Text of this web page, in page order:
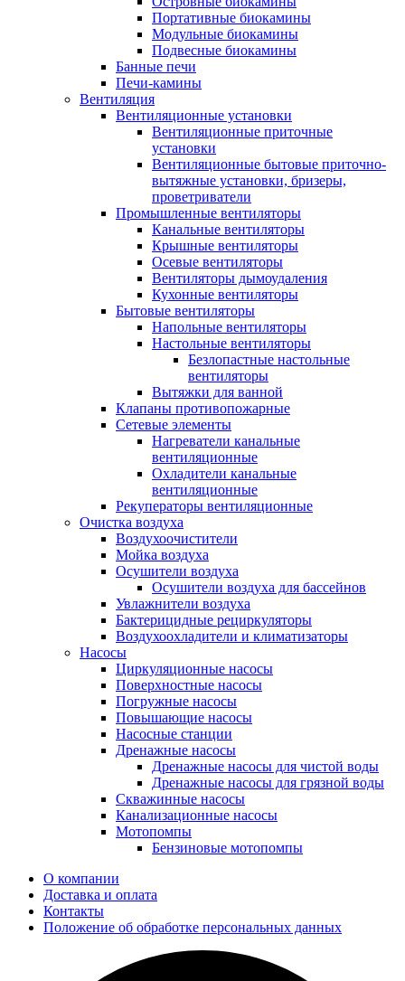
Портативные биокамины
Модульные биокамины
Подвесные биокамины
Банные печи
Печи-камины
Вентиляция
Вентиляционные установки
Вентиляционные приточные
установки
Вентиляционные бытовые приточно-
вытяжные установки, бризеры,
проветриватели
Промышленные вентиляторы
Канальные вентиляторы
Крышные вентиляторы
Осевые вентиляторы
Вентиляторы дымоудаления
Кухонные вентиляторы
Бытовые вентиляторы
Напольные вентиляторы
Настольные вентиляторы
Безлопастные настольные
вентиляторы
Вытяжки для ванной
Клапаны противопожарные
Сетевые элементы
Нагреватели канальные
вентиляционные
Охладители канальные
вентиляционные
Рекуператоры вентиляционные
Очистка воздуха
Воздухоочистители
Мойка воздуха
Осушители воздуха
Осушители воздуха для бассейнов
Увлажнители воздуха
Бактерицидные рециркуляторы
Воздухоохладители и климатизаторы
Насосы
Циркуляционные насосы
Поверхностные насосы
Погружные насосы
Повышающие насосы
Насосные станции
Дренажные насосы
Дренажные насосы для чистой воды
Дренажные насосы для грязной воды
Скважинные насосы
Канализационные насосы
Мотопомпы
Бензиновые мотопомпы
О компании
Доставка и оплата
Контакты
Положение об обработке персональных данных